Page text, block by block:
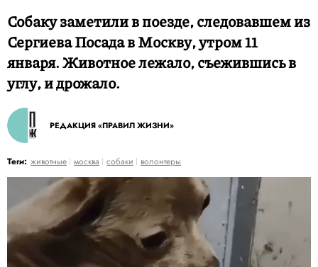
Собаку заметили в поезде, следовавшем из
Сергиева Посада в Москву, утром 11
января. Животное лежало, съежившись в
углу, и дрожало.
РЕДАКЦИЯ «ПРАВИЛ ЖИЗНИ»
Теги: животные москва собаки волонтеры